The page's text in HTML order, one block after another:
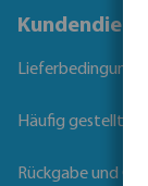
Kundendienst
Lieferbedingungen
Häufig gestellte
Rückgabe und